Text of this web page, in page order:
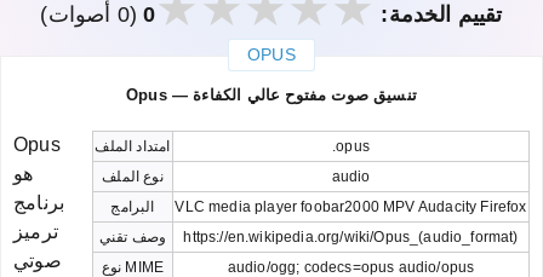
تقييم الخدمة: 0(0 أصوات)
OPUS
Opus — تنسيق صوت مفتوح عالي الكفاءة
امتداد الملف
.opus
نوع الملف
audio
البرامج
VLC media player foobar2000 MPV Audacity Firefox
وصف تقني
https://en.wikipedia.org/wiki/Opus_(audio_format)
نوع MIME
audio/ogg; codecs=opus audio/opus
Opus
هو
برنامج
ترميز
صوتي